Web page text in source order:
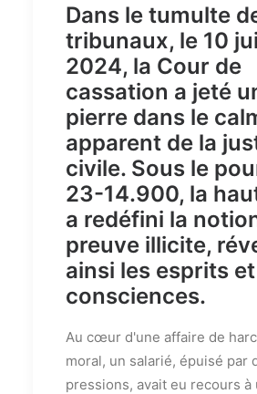
Dans le tumulte
tribunaux, le 10
2024, la Cour de
cassation a jeté
pierre dans le
apparent de la
civile. Sous le
23-14.900, la
a redéfini la
preuve illicite,
ainsi les esprits
consciences.
Au cœur d'une affaire de
moral, un salarié, épuisé par
pressions, avait eu recours à